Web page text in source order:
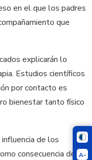
A-
en el que los padres
que
explicarán lo
Estudios científicos
por contacto es
bienestar tanto físico
de los
consecuencia del